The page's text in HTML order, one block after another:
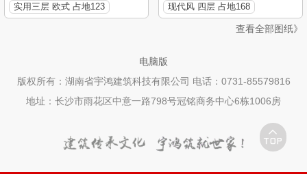
实用三层 欧式 占地123
现代风 四层 占地168
查看全部图纸》
电脑版
版权所有：湖南省宇鸿建筑科技有限公司 电话：0731-85579816
地址：长沙市雨花区中意一路798号冠铭商务中心6栋1006房